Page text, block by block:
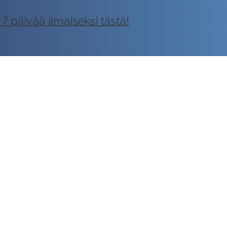
päivää ilmaiseksi tästä!